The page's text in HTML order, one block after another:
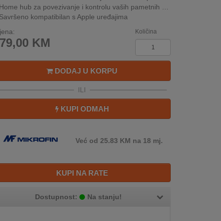
hub za povezivanje i kontrolu vaših pametnih dodataka
kompatibilan s Apple uređajima
KM
Količina
DODAJ U KORPU
ILI
KUPI ODMAH
Već od 25.83 KM na 18 mj.
KUPI NA RATE
Dostupnost: Na stanju!